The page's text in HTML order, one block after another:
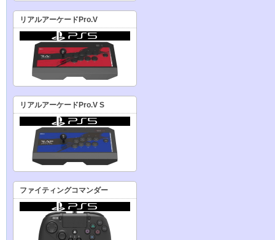
リアルアーケードPro.V
リアルアーケードPro.V S
ファイティングコマンダー